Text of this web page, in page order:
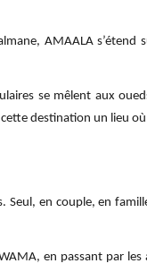
AMAALA
se mêlent aux
destination un lieu
en couple, en
en passant par